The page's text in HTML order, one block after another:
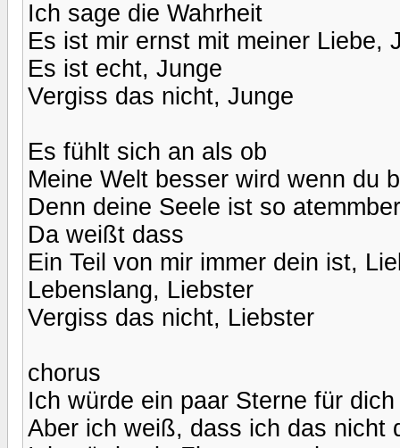
Ich sage die Wahrheit
Es ist mir ernst mit meiner Liebe,
Es ist echt, Junge
Vergiss das nicht, Junge
Es fühlt sich an als ob
Meine Welt besser wird wenn du
Denn deine Seele ist so
Da weißt dass
Ein Teil von mir immer dein ist,
Lebenslang, Liebster
Vergiss das nicht, Liebster
chorus
Ich würde ein paar Sterne für
Aber ich weiß, dass ich das nicht